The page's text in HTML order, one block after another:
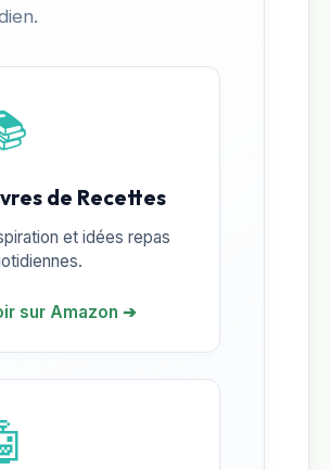
de Recettes
et idées repas
sur Amazon ➔